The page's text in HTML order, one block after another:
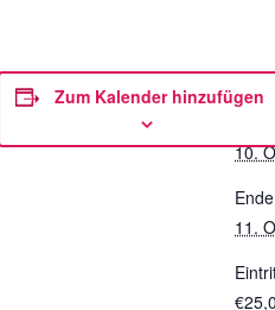
Zum Kalender hinzufügen
10.
11.